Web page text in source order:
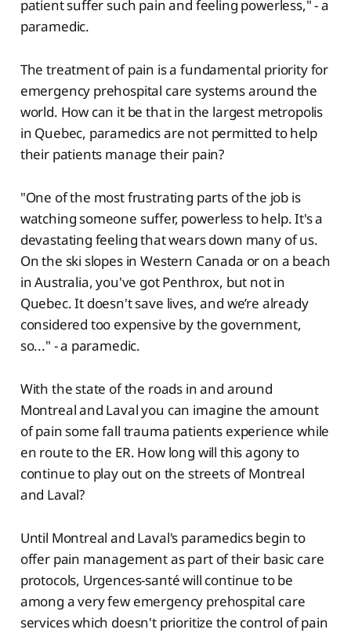
patient suffer such pain and feeling powerless," - a
paramedic.
The treatment of pain is a fundamental priority for
emergency prehospital care systems around the
world. How can it be that in the largest metropolis
in Quebec, paramedics are not permitted to help
their patients manage their pain?
"One of the most frustrating parts of the job is
watching someone suffer, powerless to help. It's a
devastating feeling that wears down many of us.
On the ski slopes in Western Canada or on a beach
in Australia, you've got Penthrox, but not in
Quebec. It doesn't save lives, and we’re already
considered too expensive by the government,
so..." - a paramedic.
With the state of the roads in and around
Montreal and Laval you can imagine the amount
of pain some fall trauma patients experience while
en route to the ER. How long will this agony to
continue to play out on the streets of Montreal
and Laval?
Until Montreal and Laval's paramedics begin to
offer pain management as part of their basic care
protocols, Urgences-santé will continue to be
among a very few emergency prehospital care
services which doesn't prioritize the control of pain